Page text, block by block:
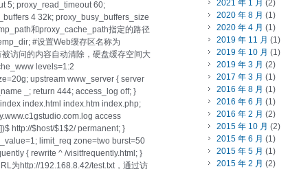
5; proxy_read_timeout 60;
4 32k; proxy_busy_buffers_size
和proxy_cache_path指定的路径
#设置Web缓存区名称为
访问的内容自动清除，硬盘缓存空间大
levels=1:2
upstream www_server { server
_; return 444; access_log off; }
index.html index.htm index.php;
access
http://$host/$1$2/ permanent; }
limit_req zone=two burst=50
{ rewrite ^ /visitfrequently.html; }
为http://192.168.8.42/test.txt，通过访
2021 年 1 月 (2)
2020 年 8 月 (1)
2020 年 4 月 (1)
2019 年 11 月 (1)
2019 年 10 月 (1)
2019 年 3 月 (2)
2017 年 3 月 (1)
2016 年 8 月 (1)
2016 年 6 月 (1)
2016 年 2 月 (2)
2015 年 10 月 (2)
2015 年 6 月 (1)
2015 年 5 月 (1)
2015 年 2 月 (2)